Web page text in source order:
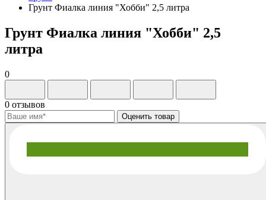
Грунт Фиалка линия "Хобби" 2,5 литра
Грунт Фиалка линия "Хобби" 2,5
литра
0
0 отзывов